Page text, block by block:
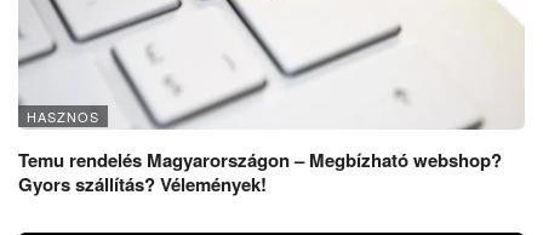
HASZNOS
Temu rendelés Magyarországon – Megbízható webshop?
Gyors szállítás? Vélemények!